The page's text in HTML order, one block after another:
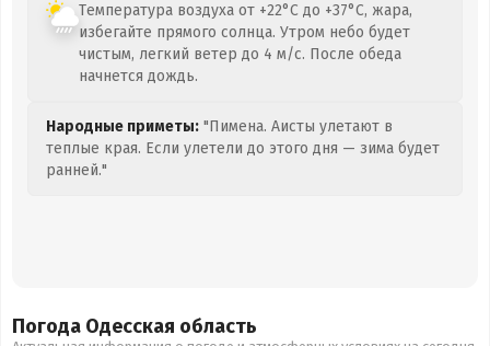
Температура воздуха от +22°C до +37°C, жара,
избегайте прямого солнца. Утром небо будет
чистым, легкий ветер до 4 м/с. После обеда
начнется дождь.
Народные приметы: "Пимена. Аисты улетают в
теплые края. Если улетели до этого дня — зима будет
ранней."
Погода Одесская область